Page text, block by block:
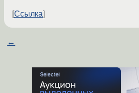
Ссылка
←